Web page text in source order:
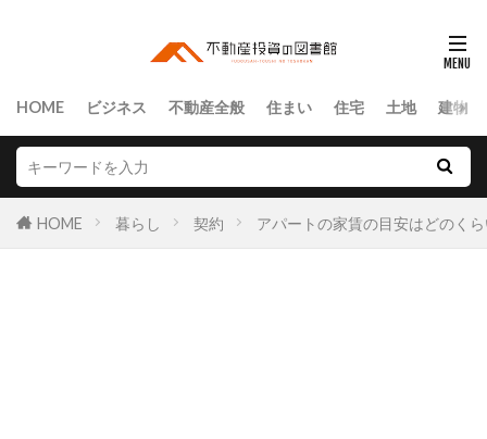
HOME ビジネス 不動産全般 住まい 住宅 土地 建物
HOME 暮らし 契約 アパートの家賃の目安はどのく